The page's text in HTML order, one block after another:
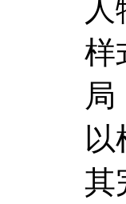
样
以
其